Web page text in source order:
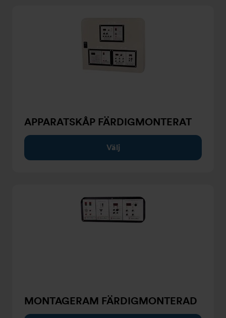
APPARATSKÅP FÄRDIGMONTERAT
Välj
MONTAGERAM FÄRDIGMONTERAD